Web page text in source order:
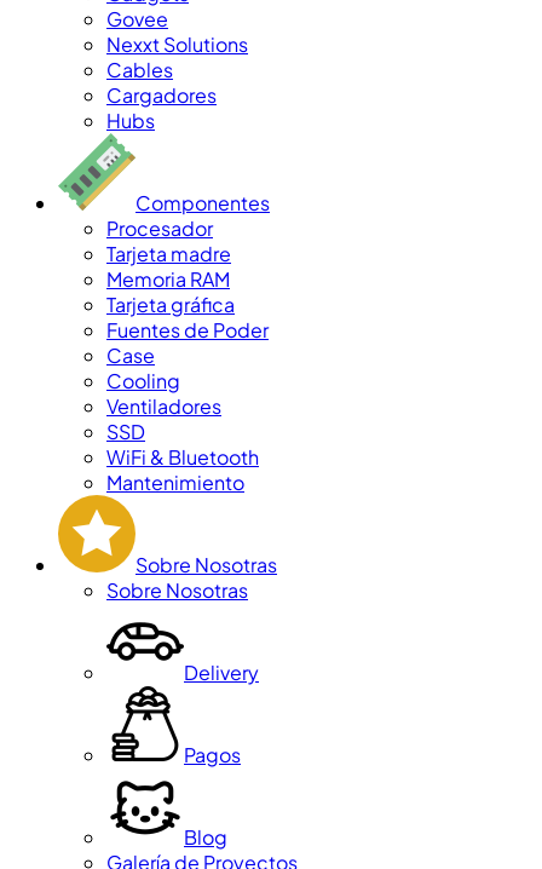
Govee
Nexxt Solutions
Cables
Cargadores
Hubs
Componentes
Procesador
Tarjeta madre
Memoria RAM
Tarjeta gráfica
Fuentes de Poder
Case
Cooling
Ventiladores
SSD
WiFi & Bluetooth
Mantenimiento
Sobre Nosotras
Sobre Nosotras
Delivery
Pagos
Blog
Galería de Proyectos